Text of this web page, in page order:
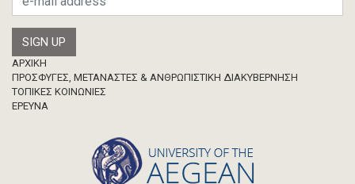
Footer
ΑΡΧΙΚΗ
ΠΡΟΣΦΥΓΕΣ, ΜΕΤΑΝΑΣΤΕΣ & ΑΝΘΡΩΠΙΣΤΙΚΗ ΔΙΑΚΥΒΕΡΝΗΣΗ
ΤΟΠΙΚΕΣ ΚΟΙΝΩΝΙΕΣ
ΈΡΕΥΝΑ